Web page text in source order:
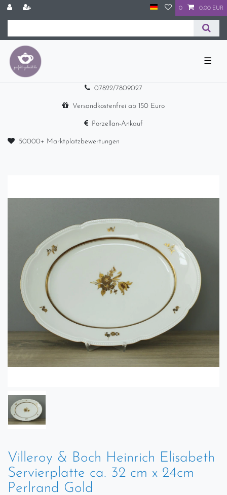
0 0,00 EUR
☰
07822/7809027
Versandkostenfrei ab 150 Euro
Porzellan-Ankauf
50000+ Marktplatzbewertungen
Villeroy & Boch Heinrich Elisabeth
Servierplatte ca. 32 cm x 24cm
Perlrand Gold